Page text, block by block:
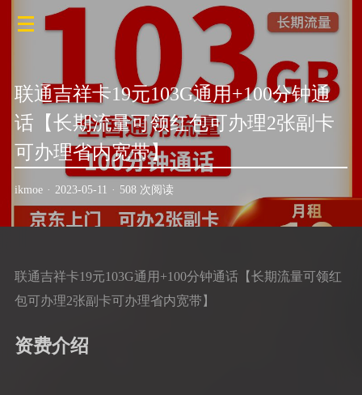
联通吉祥卡19元103G通用+100分钟通
话【长期流量可领红包可办理2张副卡
可办理省内宽带】
ikmoe · 2023-05-11 · 508 次阅读
联通吉祥卡19元103G通用+100分钟通话【长期流量可领红
包可办理2张副卡可办理省内宽带】
资费介绍